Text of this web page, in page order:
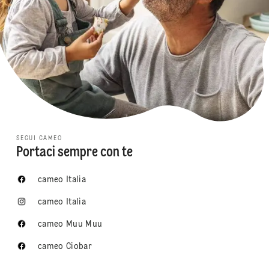
SEGUI CAMEO
Portaci sempre con te
cameo Italia
cameo Italia
cameo Muu Muu
cameo Ciobar